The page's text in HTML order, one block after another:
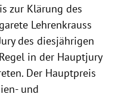
zur Klärung des
Lehrenkrauss
des diesjährigen
in der Hauptjury
Der Hauptpreis
und